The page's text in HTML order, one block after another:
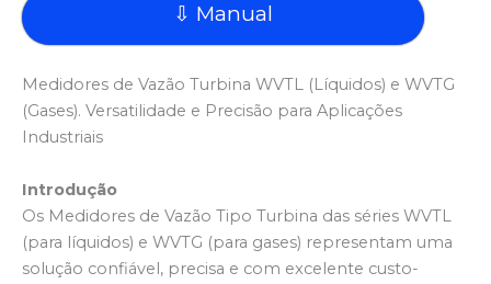
⇩ Manual
Medidores de Vazão Turbina WVTL (Líquidos) e WVTG
(Gases). Versatilidade e Precisão para Aplicações
Industriais
Introdução
Os Medidores de Vazão Tipo Turbina das séries WVTL
(para líquidos) e WVTG (para gases) representam uma
solução confiável, precisa e com excelente custo-